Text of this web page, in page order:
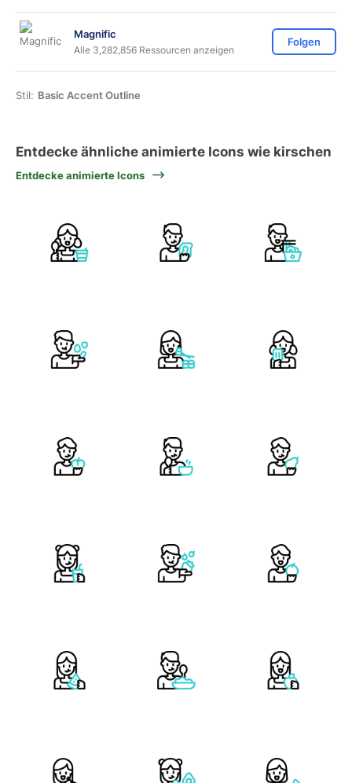
Magnific
Alle 3,282,856 Ressourcen anzeigen
Folgen
Stil: Basic Accent Outline
Entdecke ähnliche animierte Icons wie kirschen
Entdecke animierte Icons